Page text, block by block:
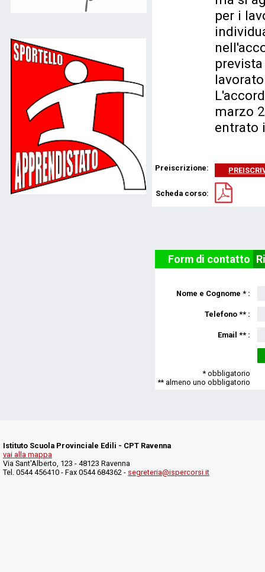
per i
marzo
entrato
Preiscrizione:
Scheda corso:
Form di contatto
Nome e Cognome * :
Telefono ** :
Email ** :
* obbligatorio
** almeno uno obbligatorio
Istituto Scuola Provinciale Edili - CPT Ravenna
vai alla mappa
Via Sant'Alberto, 123 - 48123 Ravenna
Tel. 0544 456410 - Fax 0544 684362 - segreteria@ispercorsi.it